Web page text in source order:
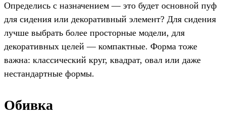
Определись с назначением — это будет основной пуф
для сидения или декоративный элемент? Для сидения
лучше выбрать более просторные модели, для
декоративных целей — компактные. Форма тоже
важна: классический круг, квадрат, овал или даже
нестандартные формы.
Обивка